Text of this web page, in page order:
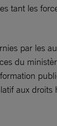
tant les
par les
du
aux droits